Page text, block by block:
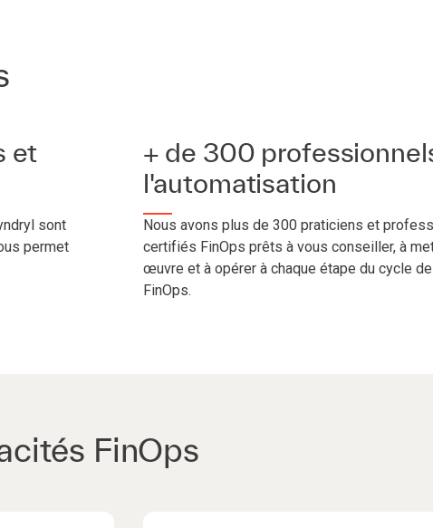
et
sont
permet
+ de 300
l'automatisation
Nous avons plus de 300 praticiens et
certifiés FinOps prêts à vous conseiller, à
œuvre et à opérer à chaque étape du cycle
FinOps.
FinOps